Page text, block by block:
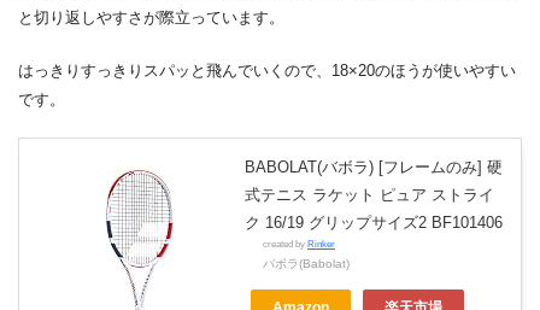
と切り返しやすさが際立っています。
はっきりすっきりスパッと飛んでいくので、18×20のほうが使いやすい
です。
BABOLAT(バボラ) [フレームのみ] 硬
式テニス ラケット ピュア ストライ
ク 16/19 グリップサイズ2 BF101406
created by Rinker
バボラ(Babolat)